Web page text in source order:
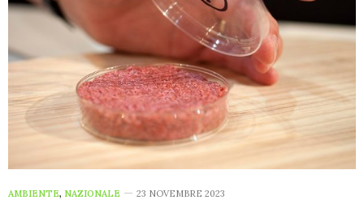
AMBIENTE, NAZIONALE 23 NOVEMBRE 2023